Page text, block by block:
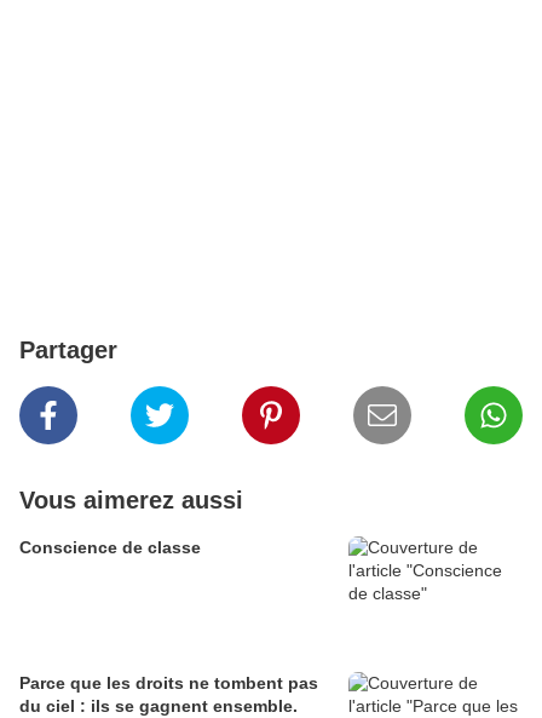
Partager
Vous aimerez aussi
Conscience de classe
Parce que les droits ne tombent pas
du ciel : ils se gagnent ensemble.